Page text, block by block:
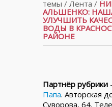
темы / Лента /
АЛЬШЕНКО:
УЛУЧШИТЬ
ВОДЫ В
РАЙОНЕ
Партнёр рубрики -
Папа. Авторская
Суворова, 64.